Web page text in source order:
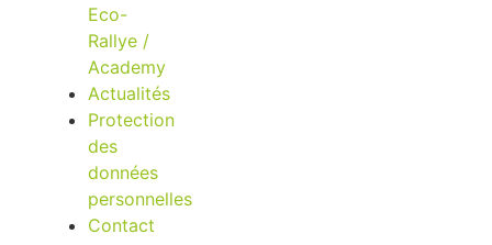
Eco-
Rallye /
Academy
Actualités
Protection
des
données
personnelles
Contact